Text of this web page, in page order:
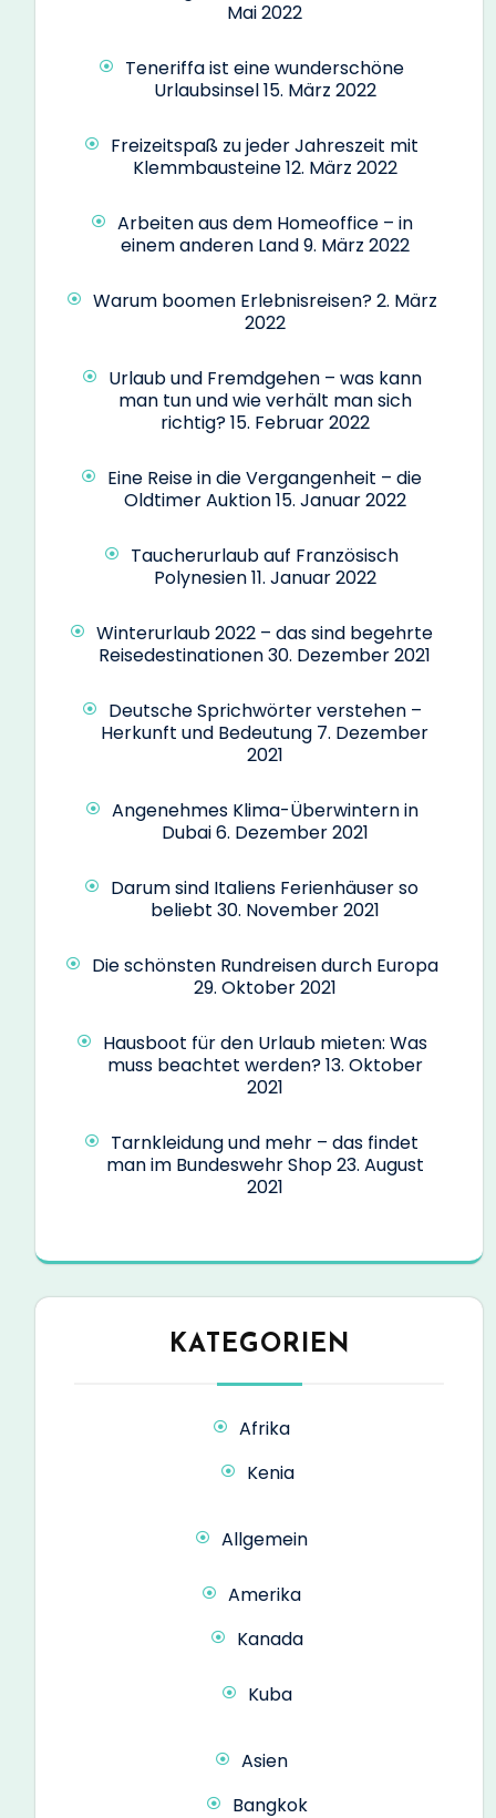
Mai 2022
Teneriffa ist eine wunderschöne
Urlaubsinsel15. März 2022
Freizeitspaß zu jeder Jahreszeit mit
Klemmbausteine12. März 2022
Arbeiten aus dem Homeoffice – in
einem anderen Land9. März 2022
Warum boomen Erlebnisreisen?2. März
2022
Urlaub und Fremdgehen – was kann
man tun und wie verhält man sich
richtig?15. Februar 2022
Eine Reise in die Vergangenheit – die
Oldtimer Auktion15. Januar 2022
Taucherurlaub auf Französisch
Polynesien11. Januar 2022
Winterurlaub 2022 – das sind begehrte
Reisedestinationen30. Dezember 2021
Deutsche Sprichwörter verstehen –
Herkunft und Bedeutung 7. Dezember
2021
Angenehmes Klima-Überwintern in
Dubai6. Dezember 2021
Darum sind Italiens Ferienhäuser so
beliebt 30. November 2021
Die schönsten Rundreisen durch Europa
29. Oktober 2021
Hausboot für den Urlaub mieten: Was
muss beachtet werden?13. Oktober
2021
Tarnkleidung und mehr – das findet
man im Bundeswehr Shop23. August
2021
KATEGORIEN
Afrika
Kenia
Allgemein
Amerika
Kanada
Kuba
Asien
Bangkok